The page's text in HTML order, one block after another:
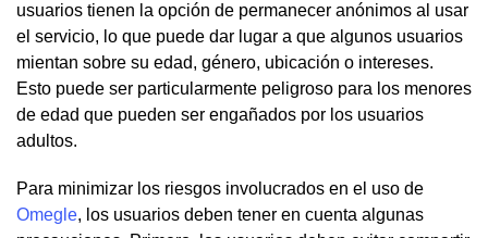
usuarios tienen la opción de permanecer anónimos al usar
el servicio, lo que puede dar lugar a que algunos usuarios
mientan sobre su edad, género, ubicación o intereses.
Esto puede ser particularmente peligroso para los menores
de edad que pueden ser engañados por los usuarios
adultos.
Para minimizar los riesgos involucrados en el uso de
Omegle, los usuarios deben tener en cuenta algunas